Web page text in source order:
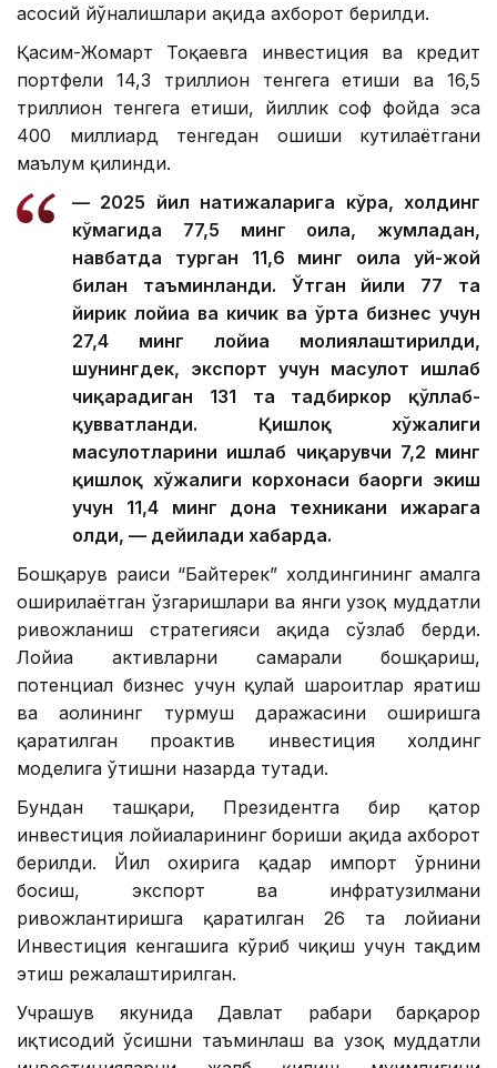
асосий йўналишлари ҳақида ахборот берилди.
Қасим-Жомарт Тоқаевга инвестиция ва кредит
портфели 14,3 триллион тенгега етиши ва 16,5
триллион тенгега етиши, йиллик соф фойда эса
400 миллиард тенгедан ошиши кутилаётгани
маълум қилинди.
— 2025 йил натижаларига кўра, холдинг
кўмагида 77,5 минг оила, жумладан,
навбатда турган 11,6 минг оила уй-жой
билан таъминланди. Ўтган йили 77 та
йирик лойиҳа ва кичик ва ўрта бизнес учун
27,4 минг лойиҳа молиялаштирилди,
шунингдек, экспорт учун маҳсулот ишлаб
чиқарадиган 131 та тадбиркор қўллаб-
қувватланди. Қишлоқ хўжалиги
маҳсулотларини ишлаб чиқарувчи 7,2 минг
қишлоқ хўжалиги корхонаси баҳорги экиш
учун 11,4 минг дона техникани ижарага
олди, — дейилади хабарда.
Бошқарув раиси “Байтерек” холдингининг амалга
оширилаётган ўзгаришлари ва янги узоқ муддатли
ривожланиш стратегияси ҳақида сўзлаб берди.
Лойиҳа активларни самарали бошқариш,
потенциал бизнес учун қулай шароитлар яратиш
ва аҳолининг турмуш даражасини оширишга
қаратилган проактив инвестиция холдинг
моделига ўтишни назарда тутади.
Бундан ташқари, Президентга бир қатор
инвестиция лойиҳаларининг бориши ҳақида ахборот
берилди. Йил охирига қадар импорт ўрнини
босиш, экспорт ва инфратузилмани
ривожлантиришга қаратилган 26 та лойиҳани
Инвестиция кенгашига кўриб чиқиш учун тақдим
этиш режалаштирилган.
Учрашув якунида Давлат раҳбари барқарор
иқтисодий ўсишни таъминлаш ва узоқ муддатли